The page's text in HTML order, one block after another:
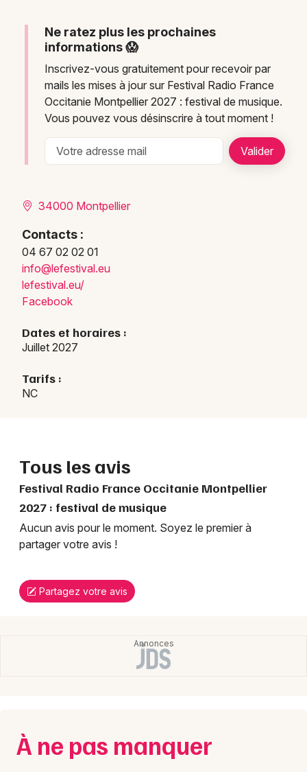
Ne ratez plus les prochaines
informations 😱
Inscrivez-vous gratuitement pour recevoir par
mails les mises à jour sur Festival Radio France
Occitanie Montpellier 2027 : festival de musique.
Vous pouvez vous désinscrire à tout moment !
34000 Montpellier
Contacts :
04 67 02 02 01
info@lefestival.eu
lefestival.eu/
Facebook
Dates et horaires :
Juillet 2027
Tarifs :
NC
Tous les avis
Festival Radio France Occitanie Montpellier
2027 : festival de musique
Aucun avis pour le moment. Soyez le premier à
partager votre avis !
Partagez votre avis
À ne pas manquer